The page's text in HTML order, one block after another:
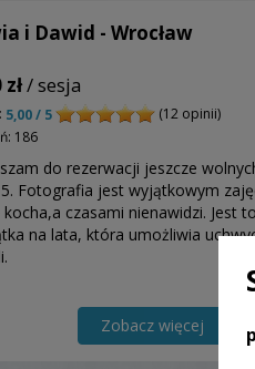
i Dawid - Wrocław
/ sesja
5,00 / 5
(12 opinii)
186
do rezerwacji jeszcze
Fotografia jest wyjątkowym
kocha,a czasami nienawidzi. Jest
na lata, która umożliwia
Zobacz więcej